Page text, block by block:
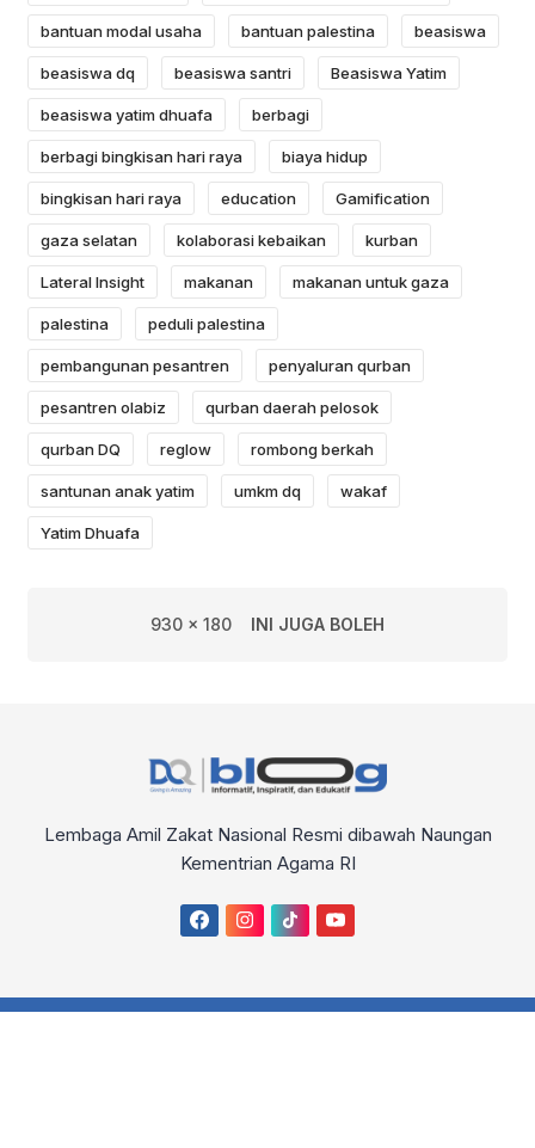
bantuan modal usaha bantuan palestina beasiswa
beasiswa dq beasiswa santri Beasiswa Yatim
beasiswa yatim dhuafa berbagi
berbagi bingkisan hari raya biaya hidup
bingkisan hari raya education Gamification
gaza selatan kolaborasi kebaikan kurban
Lateral Insight makanan makanan untuk gaza
palestina peduli palestina
pembangunan pesantren penyaluran qurban
pesantren olabiz qurban daerah pelosok
qurban DQ reglow rombong berkah
santunan anak yatim umkm dq wakaf
Yatim Dhuafa
930 x 180 INI JUGA BOLEH
Lembaga Amil Zakat Nasional Resmi dibawah Naungan
Kementrian Agama RI